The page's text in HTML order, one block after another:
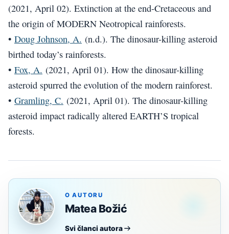
(2021, April 02). Extinction at the end-Cretaceous and
the origin of MODERN Neotropical rainforests.
• Doug Johnson, A. (n.d.). The dinosaur-killing asteroid
birthed today’s rainforests.
• Fox, A. (2021, April 01). How the dinosaur-killing
asteroid spurred the evolution of the modern rainforest.
• Gramling, C. (2021, April 01). The dinosaur-killing
asteroid impact radically altered EARTH’S tropical
forests.
O AUTORU
Matea Božić
Svi članci autora